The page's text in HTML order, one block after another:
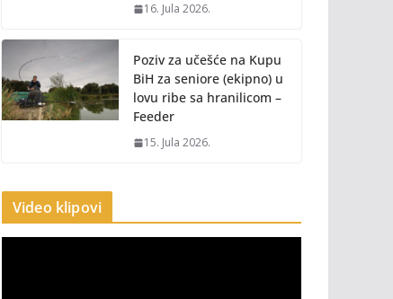
16. Jula 2026.
Poziv za učešće na Kupu
BiH za seniore (ekipno) u
lovu ribe sa hranilicom –
Feeder
15. Jula 2026.
Video klipovi